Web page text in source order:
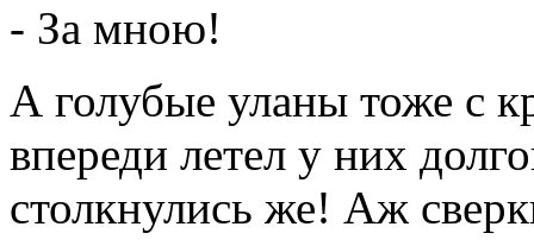
- За мною!
А голубые уланы тоже с
впереди летел у них
столкнулись же! Аж